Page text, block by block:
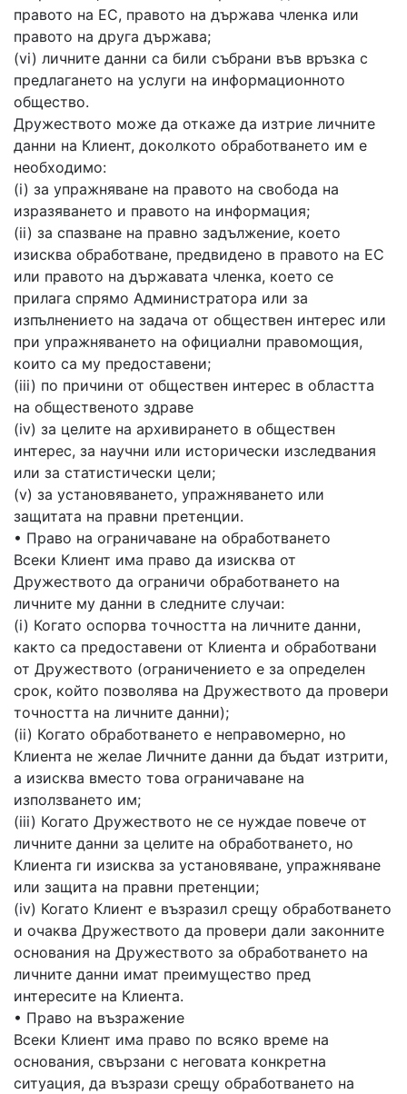
правото на ЕС, правото на държава членка или
правото на друга държава;
(vi) личните данни са били събрани във връзка с
предлагането на услуги на информационното
общество.
Дружеството може да откаже да изтрие личните
данни на Клиент, доколкото обработването им е
необходимо:
(i) за упражняване на правото на свобода на
изразяването и правото на информация;
(ii) за спазване на правно задължение, което
изисква обработване, предвидено в правото на ЕС
или правото на държавата членка, което се
прилага спрямо Администратора или за
изпълнението на задача от обществен интерес или
при упражняването на официални правомощия,
които са му предоставени;
(iii) по причини от обществен интерес в областта
на общественото здраве
(iv) за целите на архивирането в обществен
интерес, за научни или исторически изследвания
или за статистически цели;
(v) за установяването, упражняването или
защитата на правни претенции.
• Право на ограничаване на обработването
Всеки Клиент има право да изисква от
Дружеството да ограничи обработването на
личните му данни в следните случаи:
(i) Когато оспорва точността на личните данни,
както са предоставени от Клиента и обработвани
от Дружеството (ограничението е за определен
срок, който позволява на Дружеството да провери
точността на личните данни);
(ii) Когато обработването е неправомерно, но
Клиента не желае Личните данни да бъдат изтрити,
а изисква вместо това ограничаване на
използването им;
(iii) Когато Дружеството не се нуждае повече от
личните данни за целите на обработването, но
Клиента ги изисква за установяване, упражняване
или защита на правни претенции;
(iv) Когато Клиент е възразил срещу обработването
и очаква Дружеството да провери дали законните
основания на Дружеството за обработването на
личните данни имат преимущество пред
интересите на Клиента.
• Право на възражение
Всеки Клиент има право по всяко време на
основания, свързани с неговата конкретна
ситуация, да възрази срещу обработването на